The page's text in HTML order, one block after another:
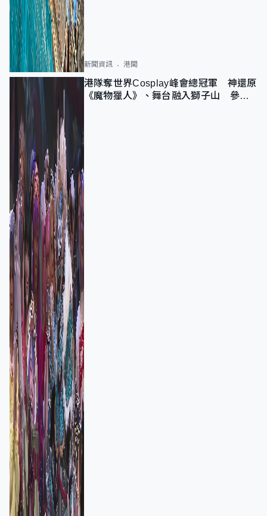
新聞資訊 港聞
港隊奪世界Cosplay峰會總冠軍 神還原
《魔物獵人》、舞台融入獅子山 參賽